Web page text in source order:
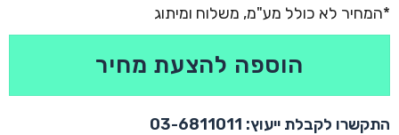
הוספה להצעת מחיר
התקשרו לקבלת ייעוץ: 03-6811011